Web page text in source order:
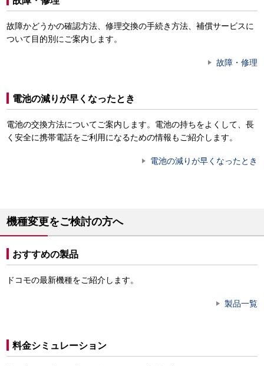
故障かどうかの確認方法、修理交換の手続き方法、補償サービスに
ついて目的別にご案内します。
故障・修理
電池の減りが早くなったとき
電池の交換方法についてご案内します。電池の持ちをよくして、長
く安全に携帯電話をご利用になるための情報もご紹介します。
電池の減りが早くなったとき
機種変更をご検討の方へ
おすすめの製品
ドコモの最新機種をご紹介します。
製品一覧
料金シミュレーション